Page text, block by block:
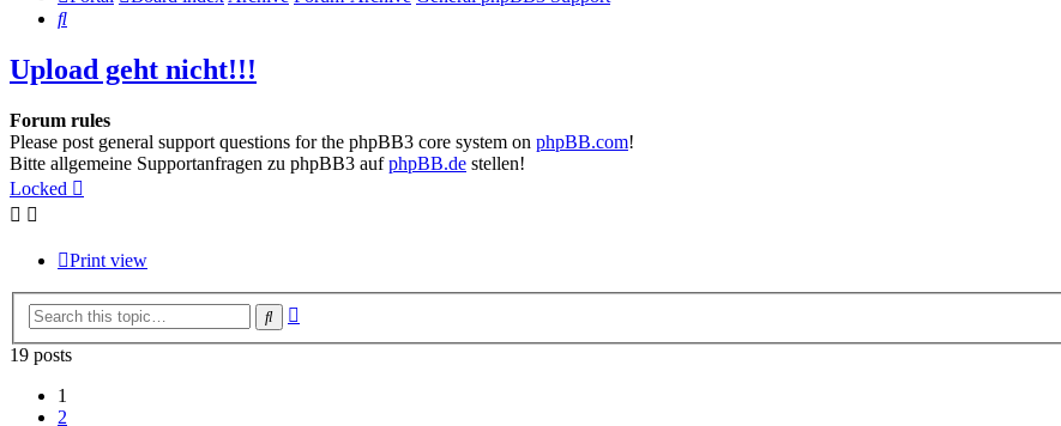
Search
Upload geht nicht!!!
Forum rules
Please post general support questions for the phpBB3 core system on phpBB.com!
Bitte allgemeine Supportanfragen zu phpBB3 aufphpBB.de stellen!
Locked
Print view
Search
19 posts
1
2